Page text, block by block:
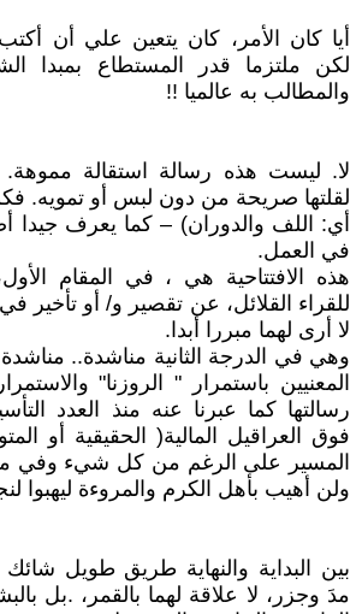
أيا كان الأمر، كان يتعين علي أن أكتب
لكن ملتزما قدر المستطاع بمبدا
والمطالب به عالميا !!
لا. ليست هذه رسالة استقالة
لقلتها صريحة من دون لبس أو تمويه.
أي: اللف والدوران) – كما يعرف جيدا
في العمل.
هذه الافتتاحية هي ، في المقام الأول،
للقراء القلائل، عن تقصير و/ أو تأخير
لا أرى لهما مبررا أبدا.
وهي في الدرجة الثانية مناشدة..
المعنيين باستمرار " الروزنا"
رسالتها كما عبرنا عنه منذ العدد
فوق العراقيل المالية( الحقيقية أو
المسير على الرغم من كل شيء وفي
ولن أهيب بأهل الكرم والمروءة ليهبوا
بين البداية والنهاية طريق طويل شائك
مدَ وجزر، لا علاقة لهما بالقمر، .بل